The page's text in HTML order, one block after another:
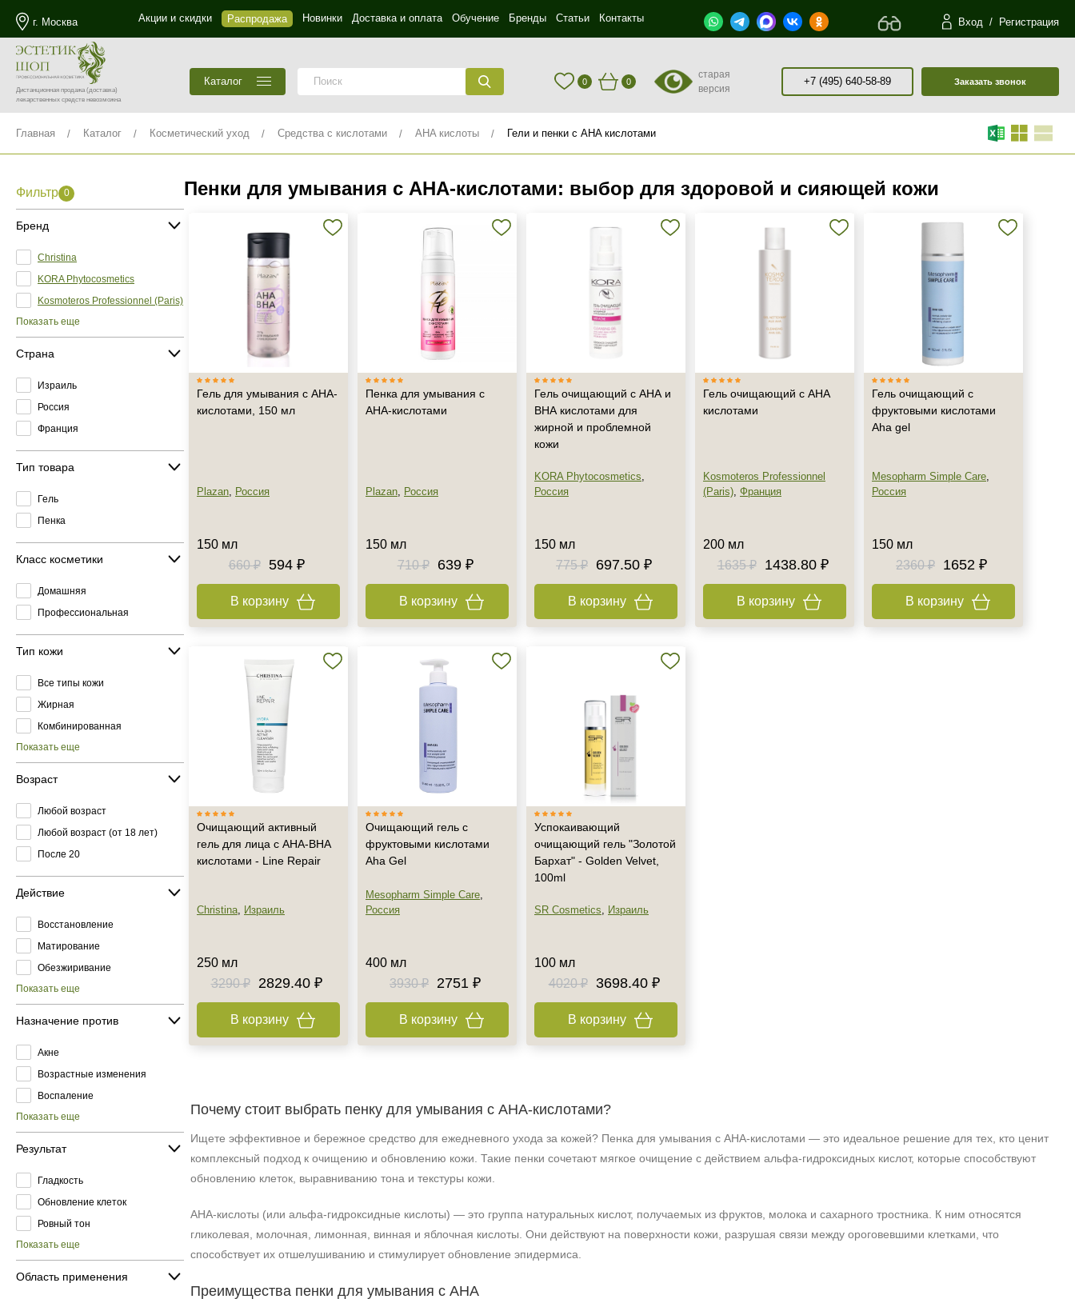
г. Москва Акции и скидки Распродажа Новинки Доставка и оплата Обучение Бренды Статьи Контакты Вход / Регистрация
Дистанционная продажа(доставка)
лекарственных средств невозможна
Каталог 0 0
старая
версия
+7 (495) 640-58-89 Заказать звонок
Главная Каталог Косметический уход Средства с кислотами AHA кислоты Гели и пенки с AHA кислотами
Фильтр 0
Бренд
Christina
KORA Phytocosmetics
Kosmoteros Professionnel (Paris)
Показать еще
Страна
Израиль
Россия
Франция
Тип товара
Гель
Пенка
Класс косметики
Домашняя
Профессиональная
Тип кожи
Все типы кожи
Жирная
Комбинированная
Показать еще
Возраст
Любой возраст
Любой возраст (от 18 лет)
После 20
Действие
Восстановление
Матирование
Обезжиривание
Показать еще
Назначение против
Акне
Возрастные изменения
Воспаление
Показать еще
Результат
Гладкость
Обновление клеток
Ровный тон
Показать еще
Область применения
Пенки для умывания с АНА‑кислотами: выбор для здоровой и сияющей кожи
Гель для умывания с АНА-
кислотами, 150 мл
Plazan, Россия
150 мл
660 ₽
594 ₽
В корзину
Пенка для умывания с
AHA-кислотами
Plazan, Россия
150 мл
710 ₽
639 ₽
В корзину
Гель очищающий с АНА и
ВНА кислотами для
жирной и проблемной
кожи
KORA Phytocosmetics,
Россия
150 мл
775 ₽
697.50 ₽
В корзину
Гель очищающий с АНА
кислотами
Kosmoteros Professionnel
(Paris), Франция
200 мл
1635 ₽
1438.80 ₽
В корзину
Гель очищающий с
фруктовыми кислотами
Aha gel
Mesopharm Simple Care,
Россия
150 мл
2360 ₽
1652 ₽
В корзину
Очищающий активный
гель для лица с AHA-BHA
кислотами - Line Repair
Christina, Израиль
250 мл
3290 ₽
2829.40 ₽
В корзину
Очищающий гель с
фруктовыми кислотами
Aha Gel
Mesopharm Simple Care,
Россия
400 мл
3930 ₽
2751 ₽
В корзину
Успокаивающий
очищающий гель "Золотой
Бархат" - Golden Velvet,
100ml
SR Cosmetics, Израиль
100 мл
4020 ₽
3698.40 ₽
В корзину
Почему стоит выбрать пенку для умывания с АНА‑кислотами?
Ищете эффективное и бережное средство для ежедневного ухода за кожей? Пенка для умывания с АНА‑кислотами — это идеальное решение для тех, кто ценит
комплексный подход к очищению и обновлению кожи. Такие пенки сочетают мягкое очищение с действием альфа‑гидроксидных кислот, которые способствуют
обновлению клеток, выравниванию тона и текстуры кожи.
АНА‑кислоты (или альфа‑гидроксидные кислоты) — это группа натуральных кислот, получаемых из фруктов, молока и сахарного тростника. К ним относятся
гликолевая, молочная, лимонная, винная и яблочная кислоты. Они действуют на поверхности кожи, разрушая связи между ороговевшими клетками, что
способствует их отшелушиванию и стимулирует обновление эпидермиса.
Преимущества пенки для умывания с АНА